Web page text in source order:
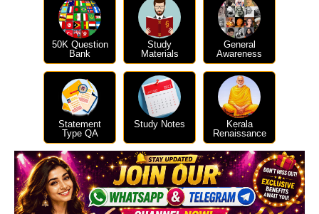
50K Question
Bank
Study
Materials
General
Awareness
Statement
Type QA
Study Notes
Kerala
Renaissance